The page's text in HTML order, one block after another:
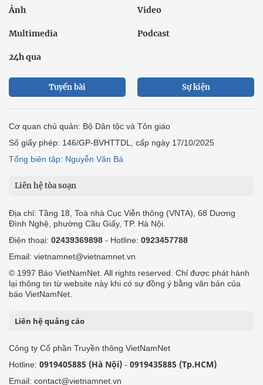
Ảnh Video
Multimedia Podcast
24h qua
Tuyến bài Sự kiện
Cơ quan chủ quản: Bộ Dân tộc và Tôn giáo
Số giấy phép: 146/GP-BVHTTDL, cấp ngày 17/10/2025
Tổng biên tập: Nguyễn Văn Bá
Liên hệ tòa soạn
Địa chỉ: Tầng 18, Toà nhà Cục Viễn thông (VNTA), 68 Dương
Đình Nghệ, phường Cầu Giấy, TP. Hà Nội.
Điện thoại: 02439369898 - Hotline: 0923457788
Email: vietnamnet@vietnamnet.vn
© 1997 Báo VietNamNet. All rights reserved. Chỉ được phát hành
lại thông tin từ website này khi có sự đồng ý bằng văn bản của
báo VietNamNet.
Liên hệ quảng cáo
Công ty Cổ phần Truyền thông VietNamNet
Hotline: 0919405885 (Hà Nội) - 0919435885 (Tp.HCM)
Email: contact@vietnamnet.vn